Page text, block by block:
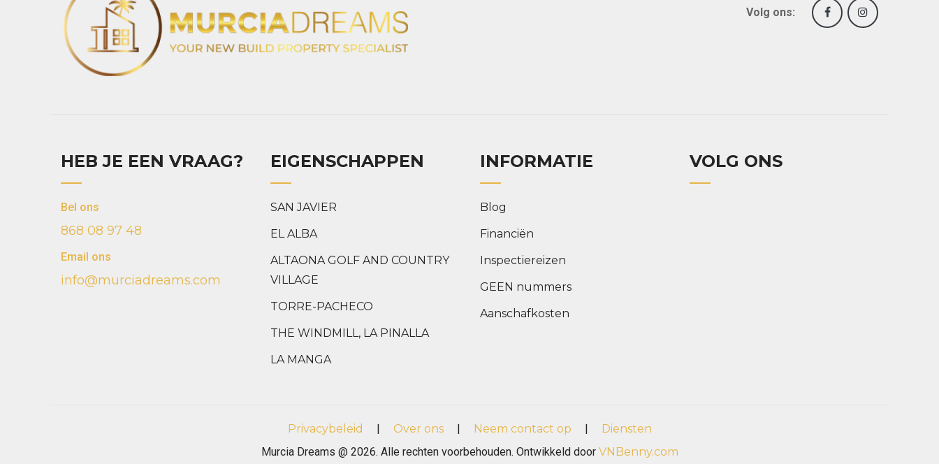
Volg ons:
HEB JE EEN VRAAG?
Bel ons
868 08 97 48
Email ons
info@murciadreams.com
EIGENSCHAPPEN
SAN JAVIER
EL ALBA
ALTAONA GOLF AND COUNTRY
VILLAGE
TORRE-PACHECO
THE WINDMILL, LA PINALLA
LA MANGA
INFORMATIE
Blog
Financiën
Inspectiereizen
GEEN nummers
Aanschafkosten
VOLG ONS
Privacybeleid Over ons Neem contact op
Diensten
Murcia Dreams @ 2026. Alle rechten voorbehouden. Ontwikkeld door VNBenny.com